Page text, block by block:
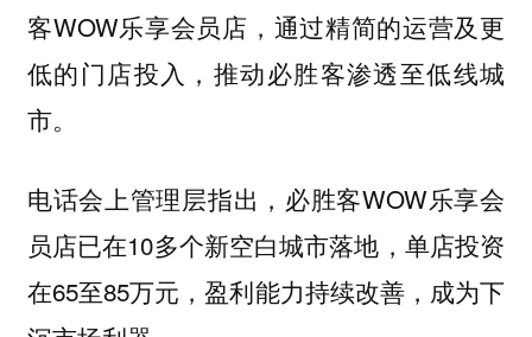
客WOW乐享会员店，通过精简的运营及更
低的门店投入，推动必胜客渗透至低线城
市。
电话会上管理层指出，必胜客WOW乐享会
员店已在10多个新空白城市落地，单店投资
在65至85万元，盈利能力持续改善，成为下